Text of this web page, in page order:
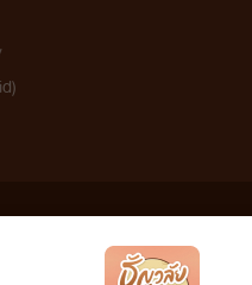
ห็นด้วยและไม่ขอรับผิดชอบต่อข้อความใดๆ ทั้งสิ้น ดัง